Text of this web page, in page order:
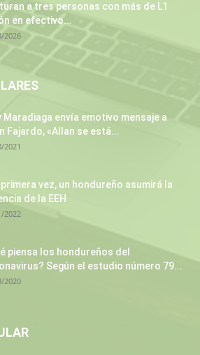
a tres personas con más de L1
en efectivo...
2026
Maradiaga envía emotivo mensaje a
Fajardo, «Allan se está...
2021
vez, un hondureño asumirá la
de la EEH
2022
piensa los hondureños del
Según el estudio número 79...
2020